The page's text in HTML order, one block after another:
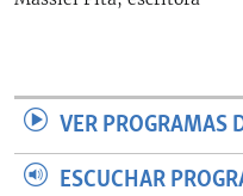
VER PROGRAMAS
ESCUCHAR